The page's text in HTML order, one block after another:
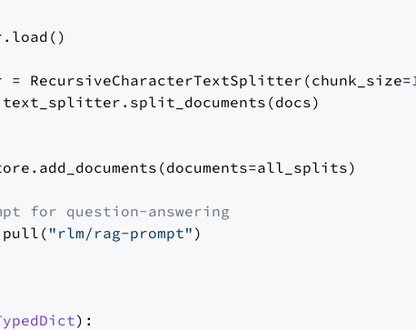
RecursiveCharacterTextSplitter(chunk_size=
for question-answering
"rlm/rag-prompt" )
):